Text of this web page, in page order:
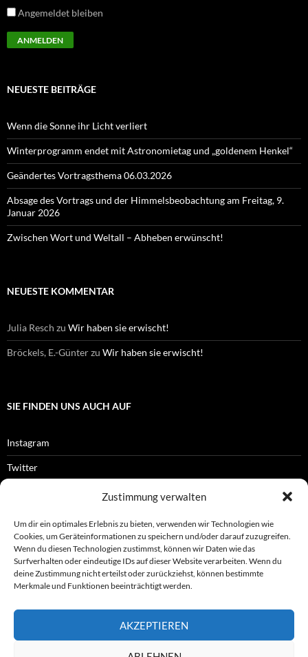
Zustimmung verwalten
Um dir ein optimales Erlebnis zu bieten, verwenden wir Technologien wie
Cookies, um Geräteinformationen zu speichern und/oder darauf zuzugreifen.
Wenn du diesen Technologien zustimmst, können wir Daten wie das
Surfverhalten oder eindeutige IDs auf dieser Website verarbeiten. Wenn du
deine Zustimmung nicht erteilst oder zurückziehst, können bestimmte
Merkmale und Funktionen beeinträchtigt werden.
AKZEPTIEREN
Angemeldet bleiben
NEUESTE BEITRÄGE
Wenn die Sonne ihr Licht verliert
Winterprogramm endet mit Astronomietag und „goldenem Henkel“
Geändertes Vortragsthema 06.03.2026
Absage des Vortrags und der Himmelsbeobachtung am Freitag, 9.
Januar 2026
Zwischen Wort und Weltall – Abheben erwünscht!
NEUESTE KOMMENTAR
Julia Resch zu Wir haben sie erwischt!
Bröckels, E.-Günterzu Wir haben sie erwischt!
SIE FINDEN UNS AUCH AUF
Instagram
Twitter
OFFIZIELLES
Impressum